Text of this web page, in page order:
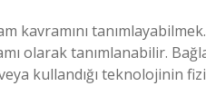
kavramını
olarak tanımlanabilir.
kullandığı teknolojinin